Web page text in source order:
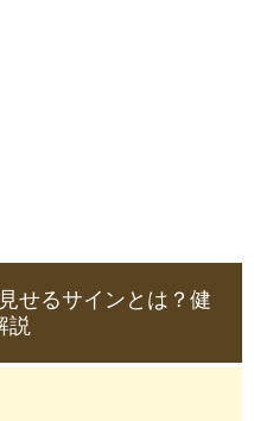
せるサインとは？健
説